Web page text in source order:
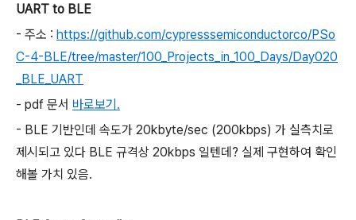
UART to BLE
- 주소 : https://github.com/cypresssemiconductorco/PSo
C-4-BLE/tree/master/100_Projects_in_100_Days/Day020
_BLE_UART
- pdf 문서 바로보기.
- BLE 기반인데 속도가 20kbyte/sec (200kbps) 가 실측치로
제시되고 있다 BLE 규격상 20kbps 일텐데? 실제 구현하여 확인
해볼 가치 있음.